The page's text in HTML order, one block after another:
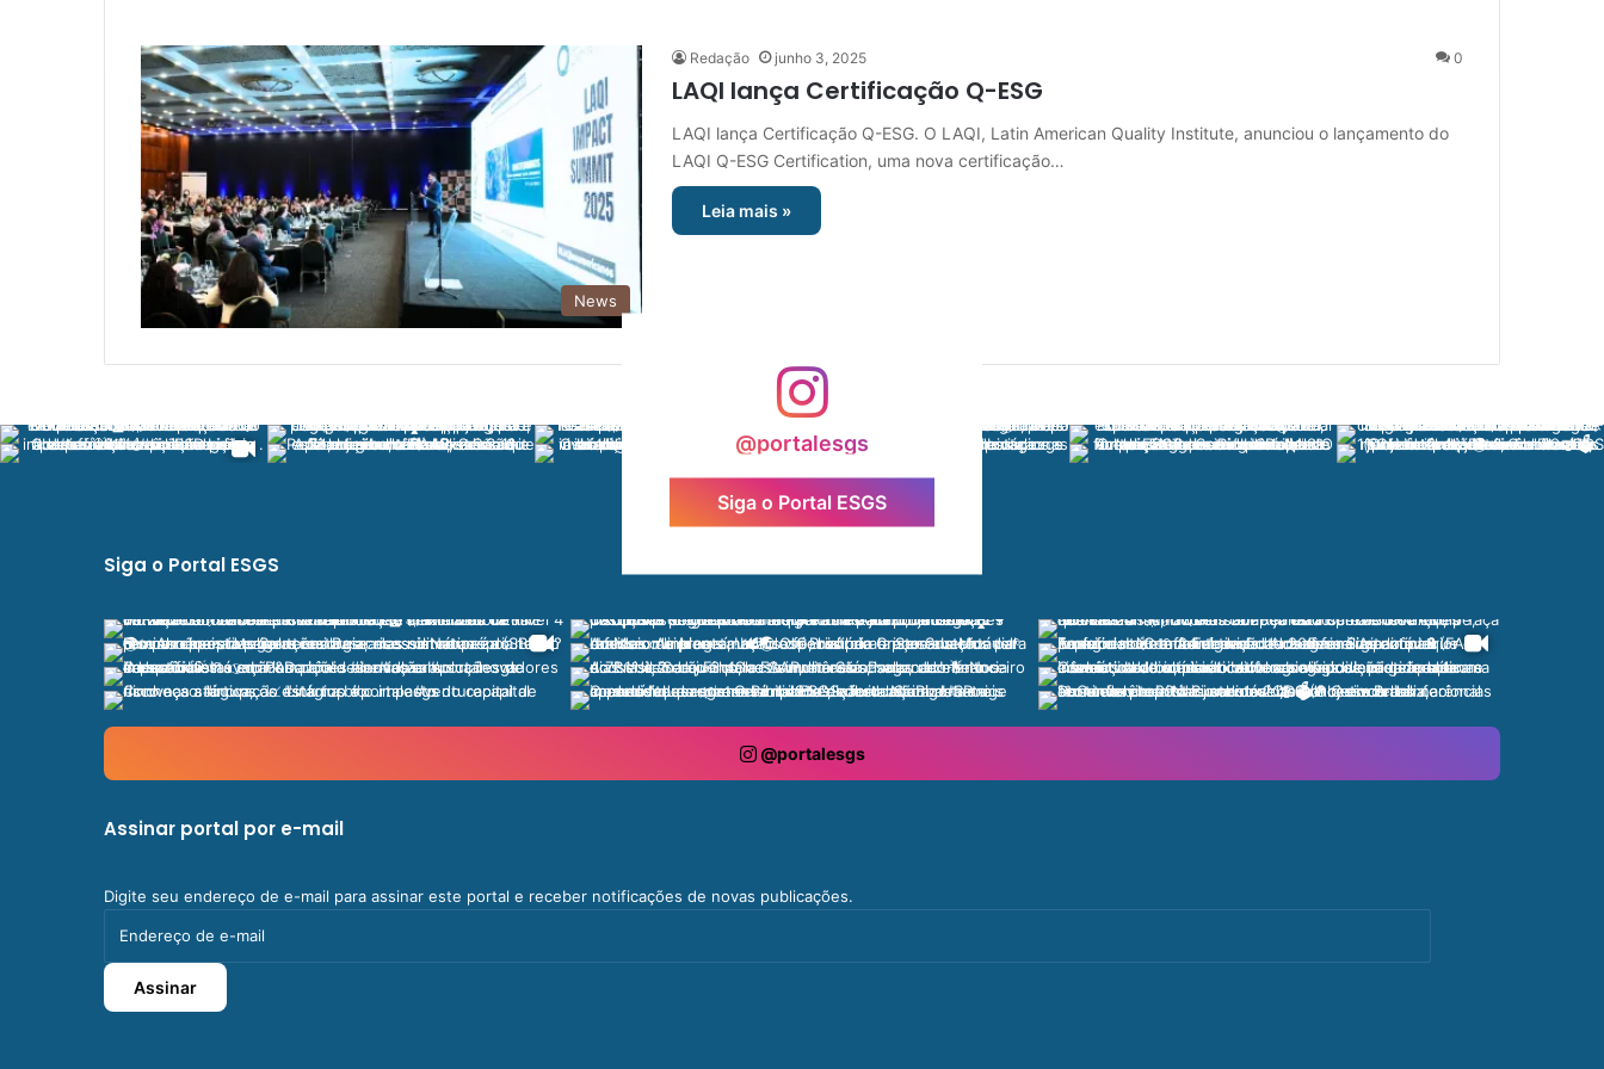
News
Redação junho 3, 2025 0
LAQI lança Certificação Q-ESG
LAQI lança Certificação Q-ESG. O LAQI, Latin American Quality Institute, anunciou o lançamento do
LAQI Q-ESG Certification, uma nova certificação…
Leia mais »
@portalesgs
Siga o Portal ESGS
Siga o Portal ESGS
@portalesgs
Assinar portal por e-mail
Digite seu endereço de e-mail para assinar este portal e receber notificações de novas publicações.
de
e-
mail
Assinar